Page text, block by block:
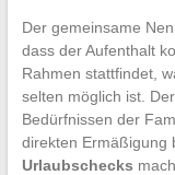
Der gemeinsame
dass der Aufenthalt
Rahmen stattfindet,
selten möglich ist. Der
Bedürfnissen der
direkten Ermäßigung
Urlaubschecks